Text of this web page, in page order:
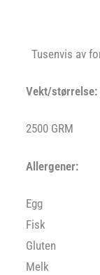
Tusenvis av
Vekt/størrelse:
2500 GRM
Allergener:
Egg
Fisk
Gluten
Melk